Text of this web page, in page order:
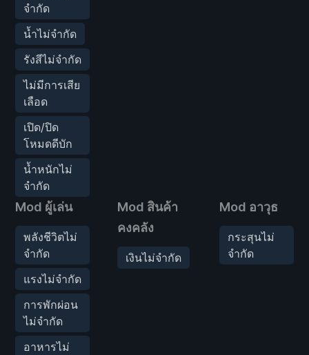
จำกัด
น้ำไม่จำกัด
รังสีไม่จำกัด
ไม่มีการเสีย
เลือด
เปิด/ปิด
โหมดดีบัก
น้ำหนักไม่
จำกัด
Mod ผู้เล่น
พลังชีวิตไม่
จำกัด
แรงไม่จำกัด
การพักผ่อน
ไม่จำกัด
อาหารไม่
Mod สินค้า
คงคลัง
เงินไม่จำกัด
Mod อาวุธ
กระสุนไม่
จำกัด